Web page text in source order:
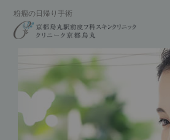
粉瘤の日帰り手術